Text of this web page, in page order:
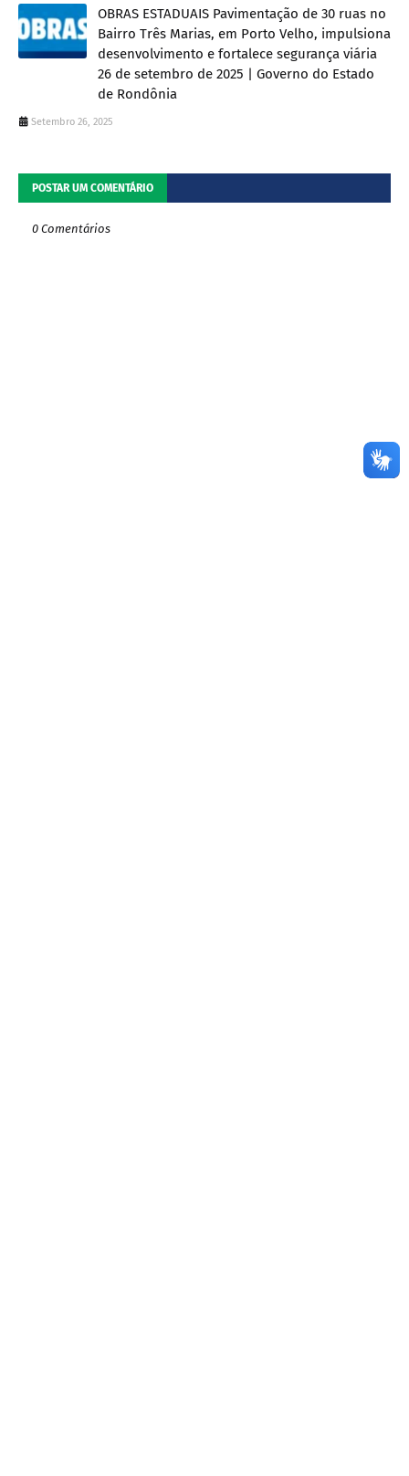
OBRAS ESTADUAIS Pavimentação de 30 ruas no
Bairro Três Marias, em Porto Velho, impulsiona
desenvolvimento e fortalece segurança viária
26 de setembro de 2025 | Governo do Estado
de Rondônia
Setembro 26, 2025
POSTAR UM COMENTÁRIO
0 Comentários